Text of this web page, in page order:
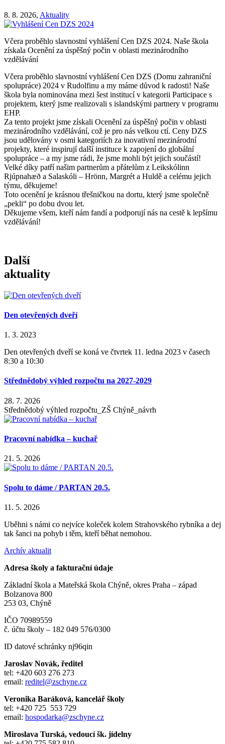
8. 8. 2026, Aktuality
Včera proběhlo slavnostní vyhlášení Cen DZS 2024. Naše škola
získala Ocenění za úspěšný počin v oblasti mezinárodního
vzdělávání
Včera proběhlo slavnostní vyhlášení Cen DZS (Domu zahraniční
spolupráce) 2024 v Rudolfinu a my máme důvod k radosti! Naše
škola byla nominována mezi šest institucí v kategorii Participace s
projektem, který jsme realizovali s islandskými partnery v programu
EHP.
Za tento projekt jsme získali Ocenění za úspěšný počin v oblasti
mezinárodního vzdělávání, což je pro nás velkou ctí. Ceny DZS
jsou udělovány v osmi kategoriích za inovativní mezinárodní
projekty, které inspirují další instituce k zapojení do globální
spolupráce – a my jsme rádi, že jsme mohli být jejich součástí!
Velké díky patří našim partnerům a přátelům z Leikskólinn
Rjúpnahæð a Salaskóli – Hrönn, Margrét a Huldě a celému jejich
týmu, děkujeme!
Toto ocenění je krásnou třešničkou na dortu, který jsme společně
„pekli“ po dobu dvou let.
Děkujeme všem, kteří nám fandí a podporují nás na cestě k lepšímu
vzdělávání!
Další
aktuality
Den otevřených dveří
1. 3. 2023
Den otevřených dveří se koná ve čtvrtek 11. ledna 2023 v časech
8:30 a 10:30
Střednědobý výhled rozpočtu na 2027-2029
28. 7. 2026
Střednědobý výhled rozpočtu_ZŠ Chýně_návrh
Pracovní nabídka – kuchař
21. 5. 2026
Spolu to dáme / PARTAN 20.5.
11. 5. 2026
Uběhni s námi co nejvíce koleček kolem Strahovského rybníka a dej
tak šanci na pohyb i těm, kteří běhat nemohou.
Archív aktualit
Adresa školy a fakturační údaje
Základní škola a Mateřská škola Chýně, okres Praha – západ
Bolzanova 800
253 03, Chýně
IČO 70989559
č. účtu školy – 182 049 576/0300
ID datové schránky nj96qin
Jaroslav Novák, ředitel
tel: +420 603 276 273
email: reditel@zschyne.cz
Veronika Baráková, kancelář školy
tel: +420 725 553 729
email: hospodarka@zschyne.cz
Miroslava Turská, vedoucí šk. jídelny